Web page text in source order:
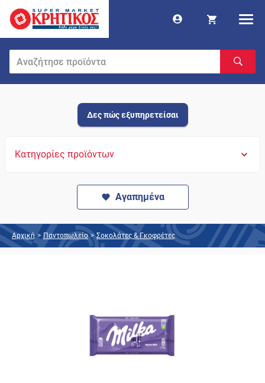
Δες πώς εξυπηρετείσαι
Κατηγορίες προϊόντων
Αγαπημένα
Αρχική > Παντοπωλείο > Σοκολάτες & Γκοφρέτες